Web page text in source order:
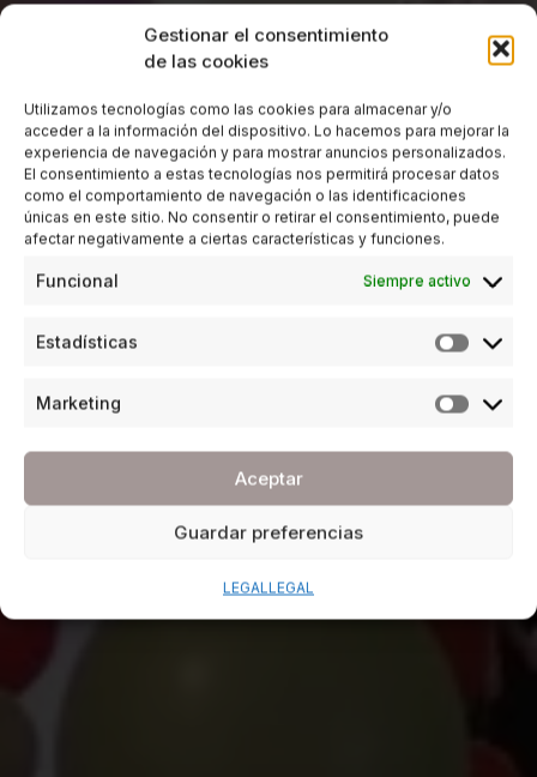
Gestionar el consentimiento
de las cookies
Utilizamos tecnologías como las cookies para almacenar y/o
acceder a la información del dispositivo. Lo hacemos para mejorar la
experiencia de navegación y para mostrar anuncios personalizados.
El consentimiento a estas tecnologías nos permitirá procesar datos
como el comportamiento de navegación o las identificaciones
únicas en este sitio. No consentir o retirar el consentimiento, puede
afectar negativamente a ciertas características y funciones.
Funcional Siempre activo
Estadísticas
Marketing
Aceptar
Guardar preferencias
LEGALLEGAL